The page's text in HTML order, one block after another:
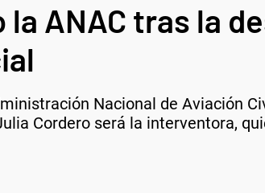
ANAC tras la
Nacional de Aviación
Cordero será la interventora,